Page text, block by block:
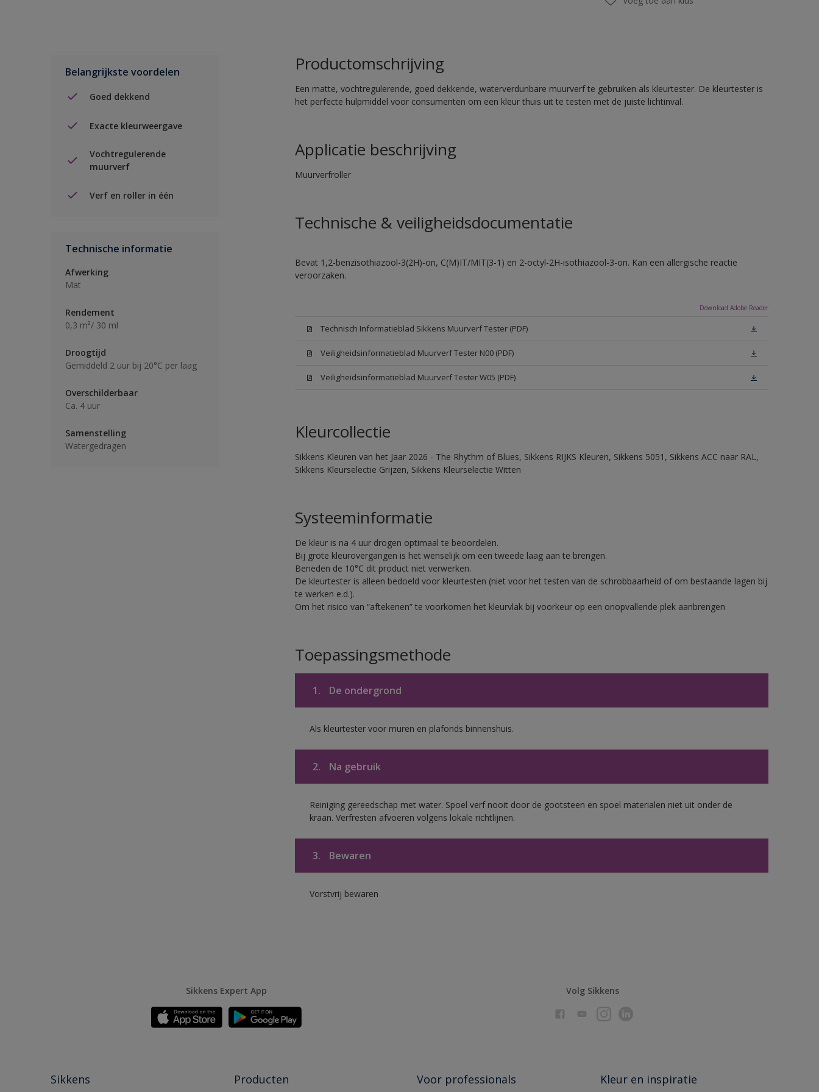
Belangrijkste voordelen
Goed dekkend
Exacte kleurweergave
Vochtregulerende
muurverf
Verf en roller in één
Technische informatie
Afwerking
Mat
Rendement
0,3 m²/ 30 ml
Droogtijd
Gemiddeld 2 uur bij 20°C per laag
Overschilderbaar
Ca. 4 uur
Samenstelling
Watergedragen
Productomschrijving
Een matte, vochtregulerende, goed dekkende, waterverdunbare muurverf te gebruiken als kleurtester. De kleurtester is
het perfecte hulpmiddel voor consumenten om een kleur thuis uit te testen met de juiste lichtinval.
Applicatie beschrijving
Muurverfroller
Technische & veiligheidsdocumentatie
Bevat 1,2-benzisothiazool-3(2H)-on, C(M)IT/MIT(3-1) en 2-octyl-2H-isothiazool-3-on. Kan een allergische reactie
veroorzaken.
Download Adobe Reader
Technisch Informatieblad Sikkens Muurverf Tester (PDF)
Veiligheidsinformatieblad Muurverf Tester N00 (PDF)
Veiligheidsinformatieblad Muurverf Tester W05 (PDF)
Kleurcollectie
Sikkens Kleuren van het Jaar 2026 - The Rhythm of Blues, Sikkens RIJKS Kleuren, Sikkens 5051, Sikkens ACC naar RAL,
Sikkens Kleurselectie Grijzen, Sikkens Kleurselectie Witten
Systeeminformatie
De kleur is na 4 uur drogen optimaal te beoordelen.
Bij grote kleurovergangen is het wenselijk om een tweede laag aan te brengen.
Beneden de 10°C dit product niet verwerken.
De kleurtester is alleen bedoeld voor kleurtesten (niet voor het testen van de schrobbaarheid of om bestaande lagen bij
te werken e.d.).
Om het risico van “aftekenen” te voorkomen het kleurvlak bij voorkeur op een onopvallende plek aanbrengen
Toepassingsmethode
1. De ondergrond
Als kleurtester voor muren en plafonds binnenshuis.
2. Na gebruik
Reiniging gereedschap met water. Spoel verf nooit door de gootsteen en spoel materialen niet uit onder de
kraan. Verfresten afvoeren volgens lokale richtlijnen.
3. Bewaren
Vorstvrij bewaren
Sikkens Expert App Volg Sikkens
Sikkens Producten Voor professionals Kleur en inspiratie